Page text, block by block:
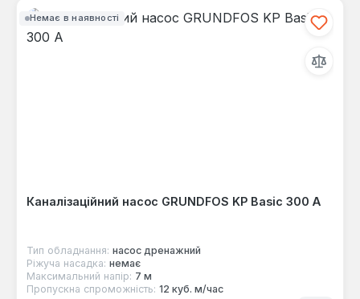
Немає в наявності
Каналізаційний насос GRUNDFOS KP Basic 300 A
Тип обладнання: насос дренажний
Ріжуча насадка: немає
Максимальний напір: 7 м
Пропускна спроможність: 12 куб. м/час